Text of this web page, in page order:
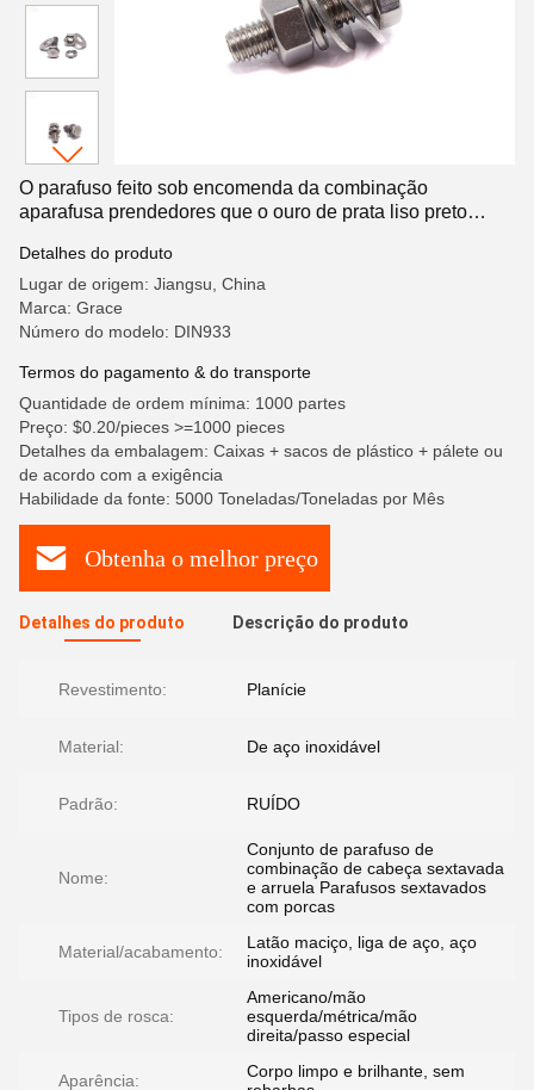
O parafuso feito sob encomenda da combinação
aparafusa prendedores que o ouro de prata liso preto
Detalhes do produto
Lugar de origem: Jiangsu, China
Marca: Grace
Número do modelo: DIN933
Termos do pagamento & do transporte
Quantidade de ordem mínima: 1000 partes
Preço: $0.20/pieces >=1000 pieces
Detalhes da embalagem: Caixas + sacos de plástico + pálete ou
de acordo com a exigência
Habilidade da fonte: 5000 Toneladas/Toneladas por Mês
Obtenha o melhor preço
Detalhes do produto Descrição do produto
Revestimento: Planície
Material: De aço inoxidável
Padrão: RUÍDO
Nome:
Conjunto de parafuso de
combinação de cabeça sextavada
e arruela Parafusos sextavados
com porcas
Material/acabamento:
Latão maciço, liga de aço, aço
inoxidável
Tipos de rosca:
Americano/mão
esquerda/métrica/mão
direita/passo especial
Aparência:
Corpo limpo e brilhante, sem